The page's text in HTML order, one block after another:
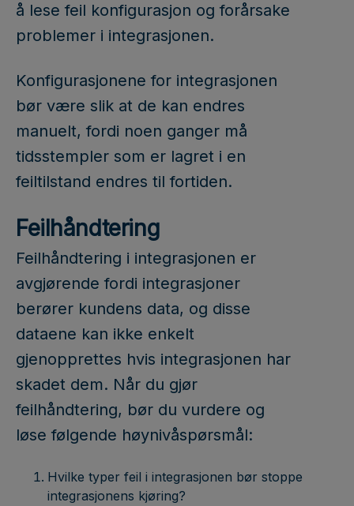
å lese feil konfigurasjon og forårsake
problemer i integrasjonen.
Konfigurasjonene for integrasjonen
bør være slik at de kan endres
manuelt, fordi noen ganger må
tidsstempler som er lagret i en
feiltilstand endres til fortiden.
Feilhåndtering
Feilhåndtering i integrasjonen er
avgjørende fordi integrasjoner
berører kundens data, og disse
dataene kan ikke enkelt
gjenopprettes hvis integrasjonen har
skadet dem. Når du gjør
feilhåndtering, bør du vurdere og
løse følgende høynivåspørsmål:
Hvilke typer feil i integrasjonen bør stoppe
integrasjonens kjøring?